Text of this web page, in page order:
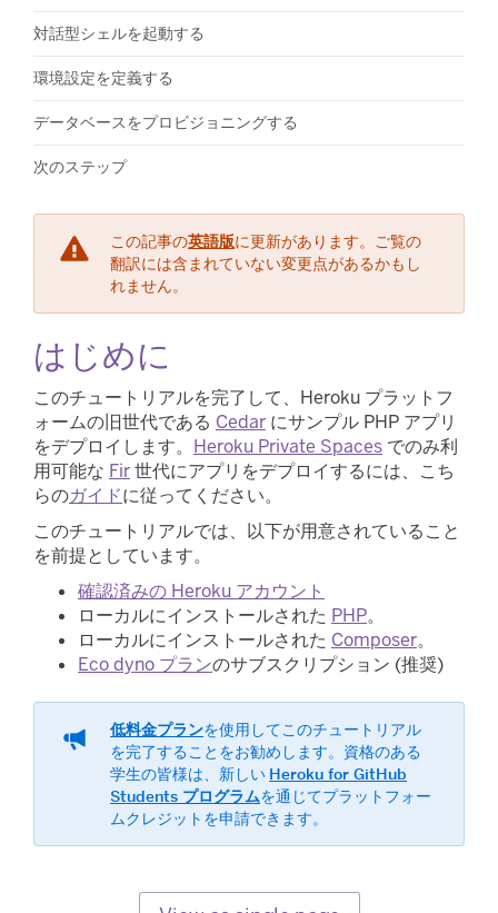
​対話型シェルを起動する
​環境設定を定義する
​データベースをプロビジョニングする
次のステップ
この記事の英語版に更新があります。ご覧の
翻訳には含まれていない変更点があるかもし
れません。
​はじめに
このチュートリアルを完了して、Heroku プラットフ
ォームの旧世代である Cedar ​ にサンプル PHP アプリ
をデプロイします。 Heroku Private Spaces ​ でのみ利
用可能な Fir​ 世代にアプリをデプロイするには、こち
らのガイド​に従ってください。
このチュートリアルでは、以下が用意されていること
を前提としています。
確認済みの Heroku アカウント
ローカルにインストールされた ​PHP​。
ローカルにインストールされた ​Composer​。
Eco dyno プラン​のサブスクリプション (推奨)
低料金プラン​を使用してこのチュートリアル
を完了することをお勧めします。資格のある
学生の皆様は、新しい Heroku for GitHub
Students プログラム​を通じてプラットフォー
ムクレジットを申請できます。